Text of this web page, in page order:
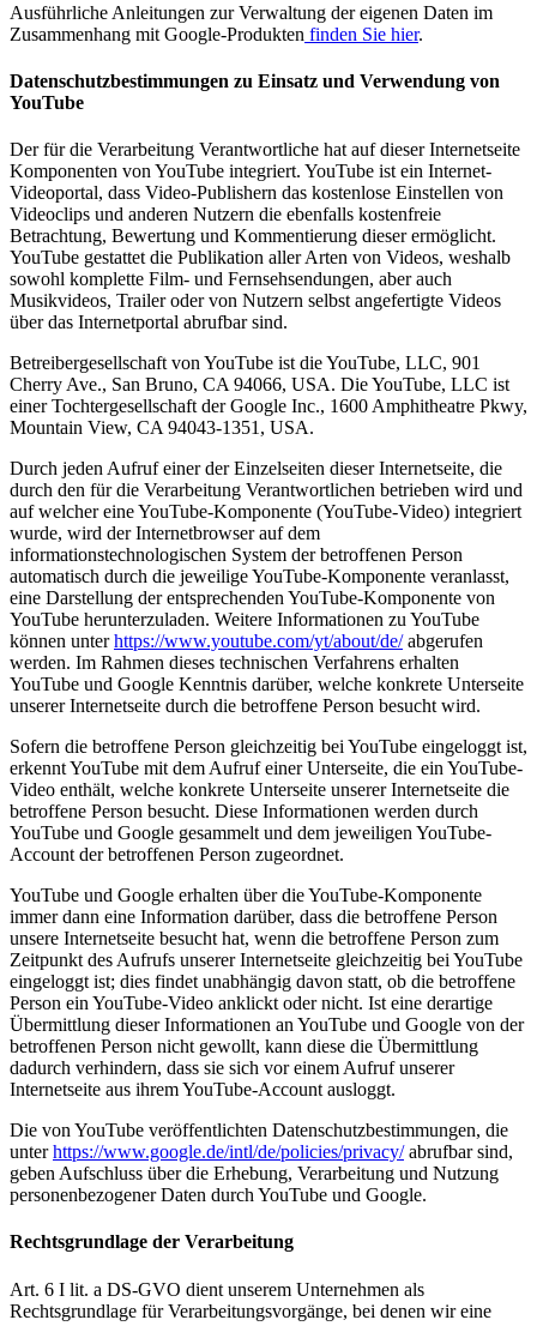
Ausführliche Anleitungen zur Verwaltung der eigenen Daten im
Zusammenhang mit Google-Produkten finden Sie hier.
Datenschutzbestimmungen zu Einsatz und Verwendung von
YouTube
Der für die Verarbeitung Verantwortliche hat auf dieser Internetseite
Komponenten von YouTube integriert. YouTube ist ein Internet-
Videoportal, dass Video-Publishern das kostenlose Einstellen von
Videoclips und anderen Nutzern die ebenfalls kostenfreie
Betrachtung, Bewertung und Kommentierung dieser ermöglicht.
YouTube gestattet die Publikation aller Arten von Videos, weshalb
sowohl komplette Film- und Fernsehsendungen, aber auch
Musikvideos, Trailer oder von Nutzern selbst angefertigte Videos
über das Internetportal abrufbar sind.
Betreibergesellschaft von YouTube ist die YouTube, LLC, 901
Cherry Ave., San Bruno, CA 94066, USA. Die YouTube, LLC ist
einer Tochtergesellschaft der Google Inc., 1600 Amphitheatre Pkwy,
Mountain View, CA 94043-1351, USA.
Durch jeden Aufruf einer der Einzelseiten dieser Internetseite, die
durch den für die Verarbeitung Verantwortlichen betrieben wird und
auf welcher eine YouTube-Komponente (YouTube-Video) integriert
wurde, wird der Internetbrowser auf dem
informationstechnologischen System der betroffenen Person
automatisch durch die jeweilige YouTube-Komponente veranlasst,
eine Darstellung der entsprechenden YouTube-Komponente von
YouTube herunterzuladen. Weitere Informationen zu YouTube
können unterhttps://www.youtube.com/yt/about/de/abgerufen
werden. Im Rahmen dieses technischen Verfahrens erhalten
YouTube und Google Kenntnis darüber, welche konkrete Unterseite
unserer Internetseite durch die betroffene Person besucht wird.
Sofern die betroffene Person gleichzeitig bei YouTube eingeloggt ist,
erkennt YouTube mit dem Aufruf einer Unterseite, die ein YouTube-
Video enthält, welche konkrete Unterseite unserer Internetseite die
betroffene Person besucht. Diese Informationen werden durch
YouTube und Google gesammelt und dem jeweiligen YouTube-
Account der betroffenen Person zugeordnet.
YouTube und Google erhalten über die YouTube-Komponente
immer dann eine Information darüber, dass die betroffene Person
unsere Internetseite besucht hat, wenn die betroffene Person zum
Zeitpunkt des Aufrufs unserer Internetseite gleichzeitig bei YouTube
eingeloggt ist; dies findet unabhängig davon statt, ob die betroffene
Person ein YouTube-Video anklickt oder nicht. Ist eine derartige
Übermittlung dieser Informationen an YouTube und Google von der
betroffenen Person nicht gewollt, kann diese die Übermittlung
dadurch verhindern, dass sie sich vor einem Aufruf unserer
Internetseite aus ihrem YouTube-Account ausloggt.
Die von YouTube veröffentlichten Datenschutzbestimmungen, die
unterhttps://www.google.de/intl/de/policies/privacy/abrufbar sind,
geben Aufschluss über die Erhebung, Verarbeitung und Nutzung
personenbezogener Daten durch YouTube und Google.
Rechtsgrundlage der Verarbeitung
Art. 6 I lit. a DS-GVO dient unserem Unternehmen als
Rechtsgrundlage für Verarbeitungsvorgänge, bei denen wir eine